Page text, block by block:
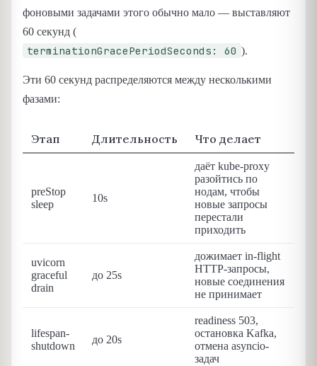
фоновыми задачами этого обычно мало — выставляют
60 секунд (
terminationGracePeriodSeconds: 60 ).
Эти 60 секунд распределяются между несколькими
фазами:
Этап Длительность Что делает
preStop
sleep
10s
даёт kube-proxy
разойтись по
нодам, чтобы
новые запросы
перестали
приходить
uvicorn
graceful
drain
до 25s
дожимает in-flight
HTTP-запросы,
новые соединения
не принимает
lifespan-
shutdown
до 20s
readiness 503,
остановка Kafka,
отмена asyncio-
задач